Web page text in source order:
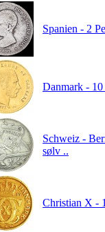
Spanien - 2
Danmark -
Schweiz -
sølv ..
Christian X -